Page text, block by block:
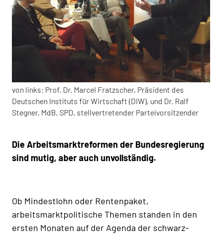
von links: Prof. Dr. Marcel Fratzscher, Präsident des
Deutschen Instituts für Wirtschaft (DIW), und Dr. Ralf
Stegner, MdB, SPD, stellvertretender Parteivorsitzender
Die Arbeitsmarktreformen der Bundesregierung
sind mutig, aber auch unvollständig.
Ob Mindestlohn oder Rentenpaket,
arbeitsmarktpolitische Themen standen in den
ersten Monaten auf der Agenda der schwarz-